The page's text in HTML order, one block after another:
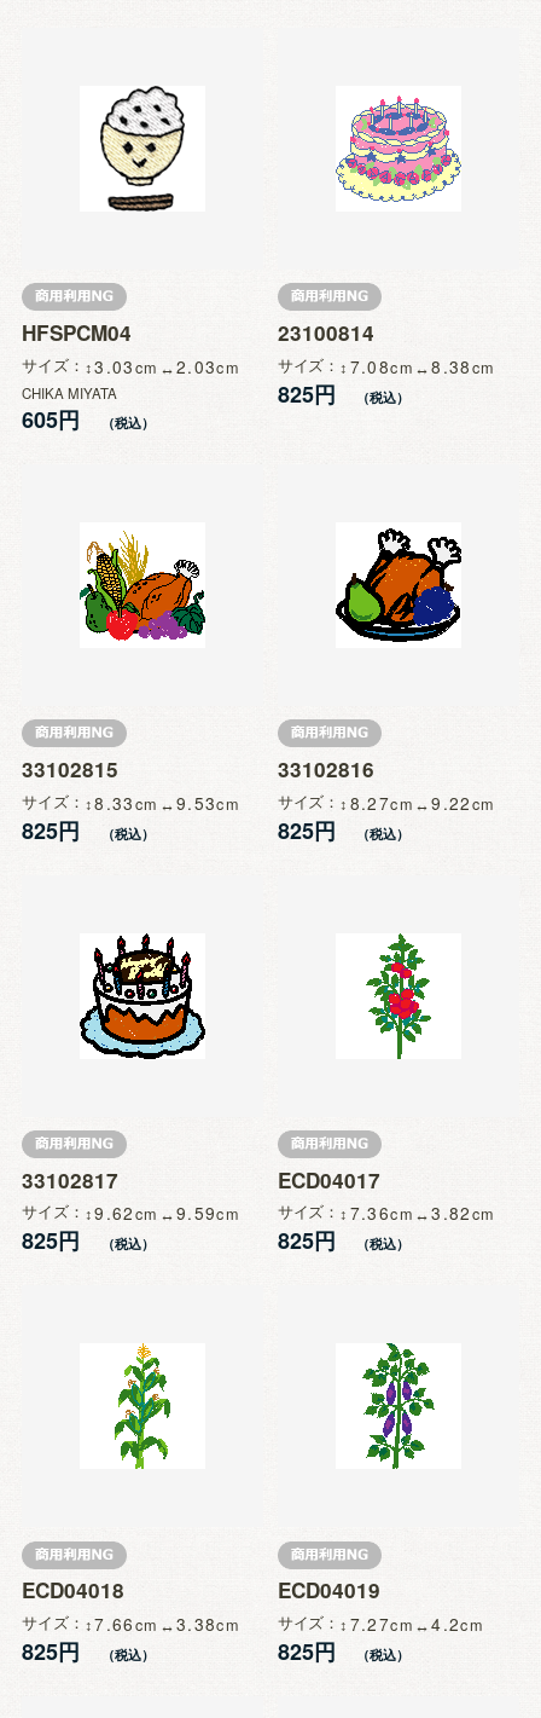
HFSPCM04
サイズ 3.03 2.03
CHIKA MIYATA
605円
23100814
サイズ 7.08 8.38
825円
33102815
サイズ 8.33 9.53
825円
33102816
サイズ 8.27 9.22
825円
33102817
サイズ 9.62 9.59
825円
ECD04017
サイズ 7.36 3.82
825円
ECD04018
サイズ 7.66 3.38
825円
ECD04019
サイズ 7.27 4.2
825円